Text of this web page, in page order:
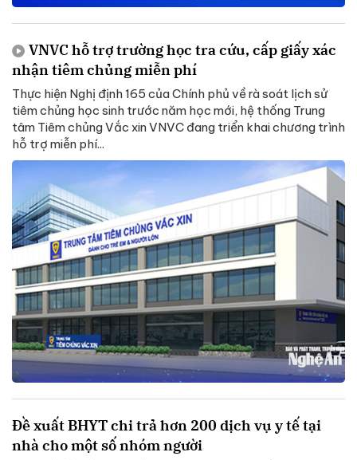
VNVC hỗ trợ trường học tra cứu, cấp giấy xác
nhận tiêm chủng miễn phí
Thực hiện Nghị định 165 của Chính phủ về rà soát lịch sử
tiêm chủng học sinh trước năm học mới, hệ thống Trung
tâm Tiêm chủng Vắc xin VNVC đang triển khai chương trình
hỗ trợ miễn phí...
Đề xuất BHYT chi trả hơn 200 dịch vụ y tế tại
nhà cho một số nhóm người